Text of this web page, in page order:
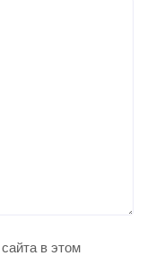
в этом